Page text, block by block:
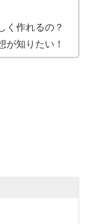
く作れるの？
が知りたい！